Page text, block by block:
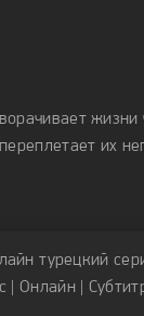
жизни
их
турецкий
Онлайн |